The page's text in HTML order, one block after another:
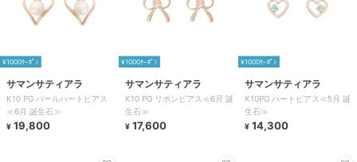
¥1000ｸｰﾎﾟﾝ
サマンサティアラ
K10 PG パールハートピアス
≪6月 誕生石≫
¥ 19,800
¥1000ｸｰﾎﾟﾝ
サマンサティアラ
K10 PG リボンピアス≪6月 誕
生石≫
¥ 17,600
¥1000ｸｰﾎﾟﾝ
サマンサティアラ
K10PG ハートピアス≪5月 誕
生石≫
¥ 14,300